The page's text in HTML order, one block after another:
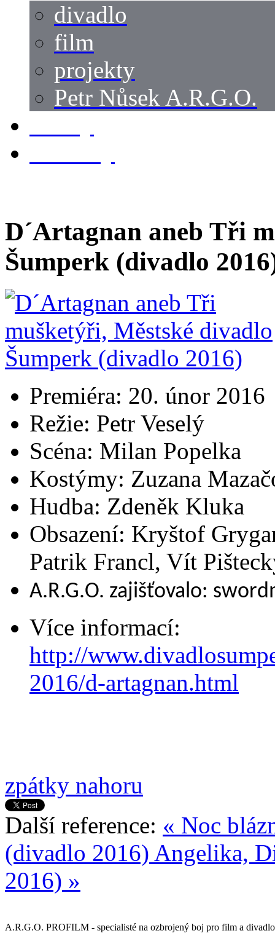
divadlo
film
projekty
Petr Nůsek A.R.G.O.
D´Artagnan aneb Tři
Šumperk (divadlo
Premiéra: 20. únor 2016
Režie: Petr Veselý
Scéna: Milan Popelka
Kostýmy: Zuzana
Hudba: Zdeněk Kluka
Obsazení: Kryštof
Patrik Francl, Vít
A.R.G.O. zajišťovalo:
Více informací:
http://
2016/d-artagnan.html
zpátky nahoru
Další reference: « Noc
(divadlo 2016) Angelika,
2016) »
A.R.G.O. PROFILM - specialisté na ozbrojený boj pro film a divadlo